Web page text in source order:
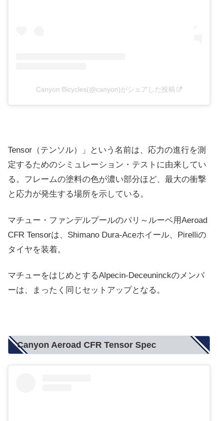
Canyon Bicycles(@canyon)がシェアした投稿
Tensor（テンソル）」という名前は、応力の進行を測
定するためのシミュレーション・テストに由来してい
る。フレームの塗料の色が濃い部分ほど、最大の衝撃
と応力が発生する場所を示している。
マチュー・ファンデルプールのパリ～ルーベ用Aeroad
CFR Tensorは、Shimano Dura-Aceホイール、Pirelliの
タイヤを装着。
マチューをはじめとするAlpecin-Deceuninckのメンバ
ーは、まったく同じセットアップとなる。
Canyon Aeroad CFR Tensor Spec